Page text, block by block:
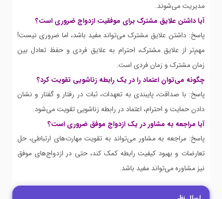
مدیریت می‌شوند.
آیا داشتن علایق مشترک برای موفقیت ازدواج ضروری است؟
پاسخ: داشتن علایق مشترک می‌تواند مفید باشد، اما ضروری نیست!
مهم‌تر از علایق مشترک، احترام به علایق فردی و حفظ تعادل بین
زمان مشترک و زمان فردی است.
چگونه می‌توان اعتماد را در یک رابطه زناشویی تقویت کرد؟
پاسخ: با صداقت، پایبندی به تعهدات، ثبات در رفتار و گفتار و نشان
دادن حمایت و احترام، اعتماد در رابطه زناشویی تقویت می‌شود.
آیا مراجعه به مشاور در یک ازدواج موفق ضروری است؟
پاسخ: مراجعه به مشاور می‌تواند به تقویت مهارت‌های ارتباطی، حل
تعارضات و بهبود کیفیت رابطه کمک کند، حتی در ازدواج‌های موفق
نیز مشاوره می‌تواند مفید باشد.